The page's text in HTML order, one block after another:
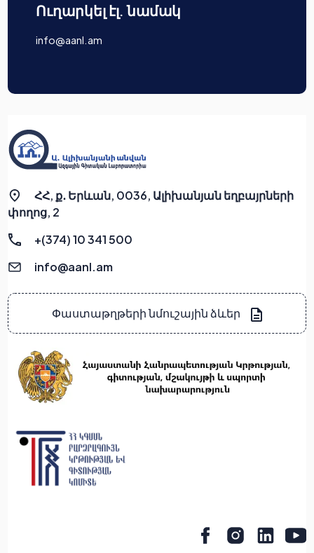
Ուղարկել էլ. նամակ
info@aanl.am
ՀՀ, ք․ Երևան, 0036, Ալիխանյան եղբայրների
փողոց, 2
+(374) 10 341 500
info@aanl.am
Փաստաթղթերի նմուշային ձևեր